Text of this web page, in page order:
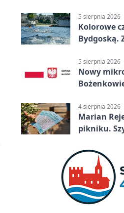
5 sierpnia 2026
Kolorowe
Bydgoską.
5 sierpnia 2026
Nowy
4 sierpnia 2026
Marian
pikniku.